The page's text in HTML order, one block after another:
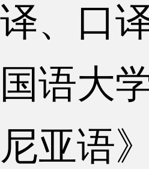
、口
语大
尼亚语